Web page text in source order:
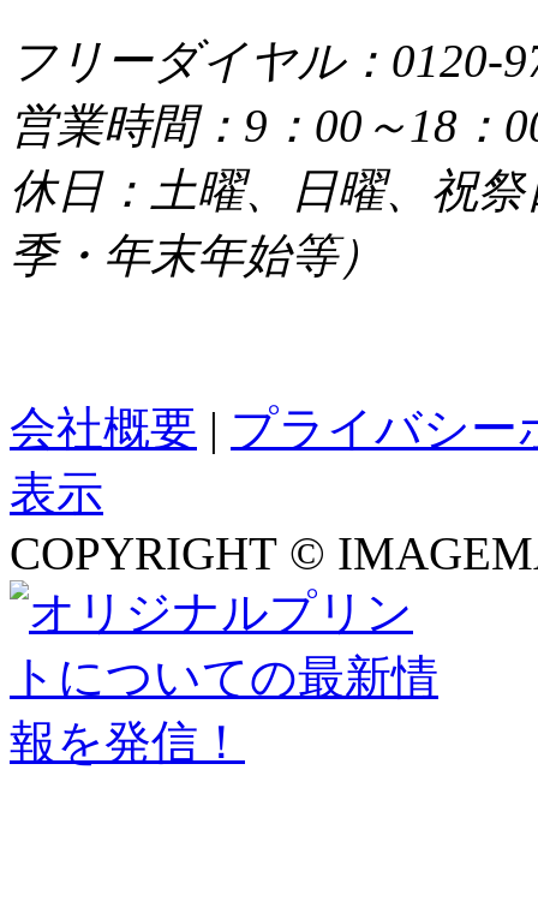
フリーダイヤル：0120-
営業時間：9：00～18：
休日：土曜、日曜、祝
季・年末年始等）
会社概要 | プライバシー
表示
COPYRIGHT ©